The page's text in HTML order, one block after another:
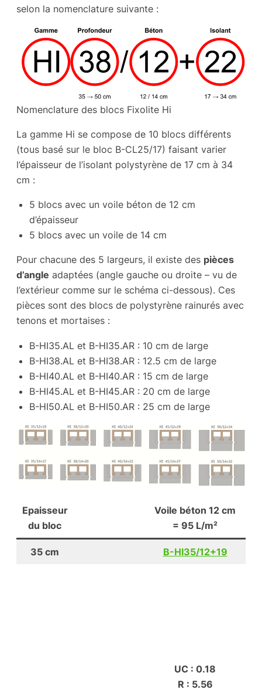
selon la nomenclature suivante :
Nomenclature des blocs Fixolite Hi
La gamme Hi se compose de 10 blocs différents
(tous basé sur le bloc B-CL25/17) faisant varier
l’épaisseur de l’isolant polystyrène de 17 cm à 34
cm :
5 blocs avec un voile béton de 12 cm
d’épaisseur
5 blocs avec un voile de 14 cm
Pour chacune des 5 largeurs, il existe des pièces
d’angle adaptées (angle gauche ou droite – vu de
l’extérieur comme sur le schéma ci-dessous). Ces
pièces sont des blocs de polystyrène rainurés avec
tenons et mortaises :
B-HI35.AL et B-HI35.AR : 10 cm de large
B-HI38.AL et B-HI38.AR : 12.5 cm de large
B-HI40.AL et B-HI40.AR : 15 cm de large
B-HI45.AL et B-HI45.AR : 20 cm de large
B-HI50.AL et B-HI50.AR : 25 cm de large
Epaisseur
du bloc
Voile béton 12 cm
= 95 L/m²
35 cm B-HI35/12+19
UC : 0.18
R : 5.56